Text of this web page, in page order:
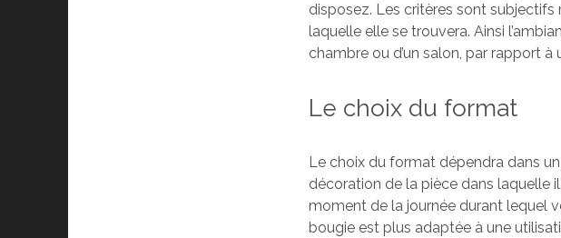
disposez. Les critères sont
laquelle elle se trouvera. Ainsi
chambre ou d’un salon, par rapport
Le choix du format
Le choix du format dépendra dans
décoration de la pièce dans laquelle
moment de la journée durant lequel
bougie est plus adaptée à une